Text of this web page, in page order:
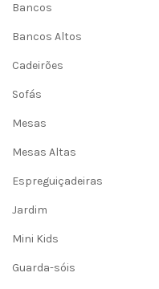
Bancos
Bancos Altos
Cadeirões
Sofás
Mesas
Mesas Altas
Espreguiçadeiras
Jardim
Mini Kids
Guarda-sóis